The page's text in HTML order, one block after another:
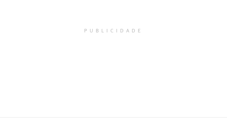
PUBLICIDADE